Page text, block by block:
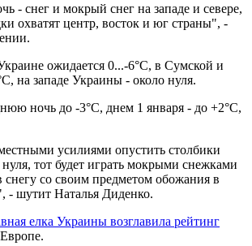
- снег и мокрый снег на западе и севере,
охватят центр, восток и юг страны", -
ожидается 0...-6°С, в Сумской и
на западе Украины - около нуля.
ночь до -3°С, днем ​​1 января - до +2°С,
усилиями опустить столбики
тот будет играть мокрыми снежками
​​снегу со своим предметом обожания в
- шутит Наталья Диденко.
елка Украины возглавила рейтинг